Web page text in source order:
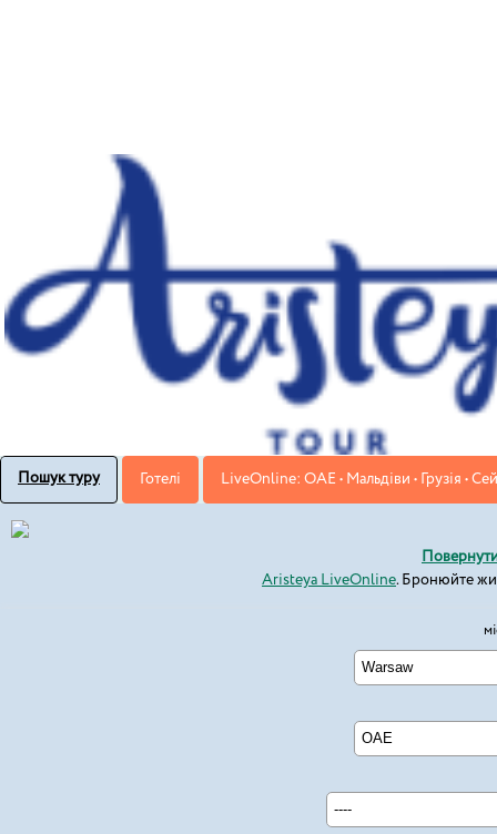
Пошук туру Готелі LiveOnline: ОАЕ • Мальдіви • Грузія •
Aristeya LiveOnline. Бронюйте
Warsaw
ОАЕ
----